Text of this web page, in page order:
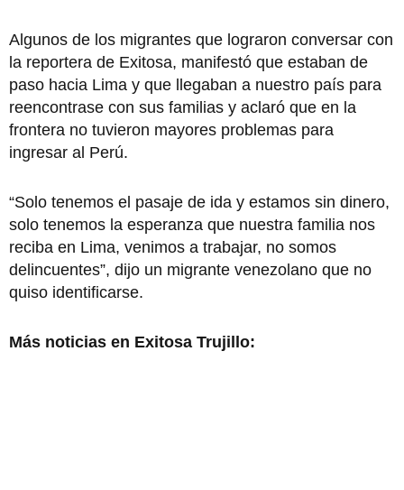
Algunos de los migrantes que lograron conversar con
la reportera de Exitosa, manifestó que estaban de
paso hacia Lima y que llegaban a nuestro país para
reencontrase con sus familias y aclaró que en la
frontera no tuvieron mayores problemas para
ingresar al Perú.
“Solo tenemos el pasaje de ida y estamos sin dinero,
solo tenemos la esperanza que nuestra familia nos
reciba en Lima, venimos a trabajar, no somos
delincuentes”, dijo un migrante venezolano que no
quiso identificarse.
Más noticias en Exitosa Trujillo: